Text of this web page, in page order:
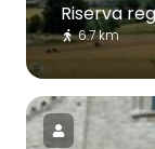
Riserva
6.7 km